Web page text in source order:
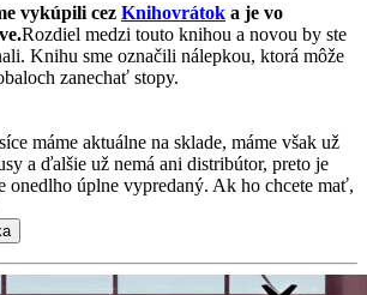
vykúpili cez Knihovrátok a je vo
Rozdiel medzi touto knihou a novou by ste
Knihu sme označili nálepkou, ktorá môže
zanechať stopy.
máme aktuálne na sklade, máme však už
a ďalšie už nemá ani distribútor, preto je
onedlho úplne vypredaný. Ak ho chcete mať,